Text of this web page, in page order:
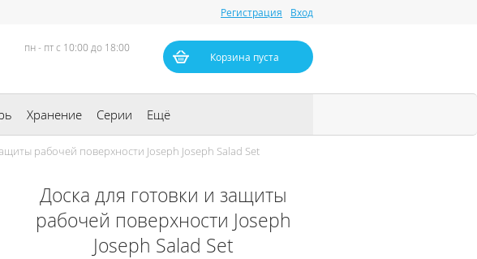
Регистрация Вход
пн - пт с 10:00 до 18:00
Корзина пуста
Хранение Серии Ещё
рабочей поверхности Joseph Joseph Salad Set
Доска для готовки и защиты
рабочей поверхности Joseph
Joseph Salad Set